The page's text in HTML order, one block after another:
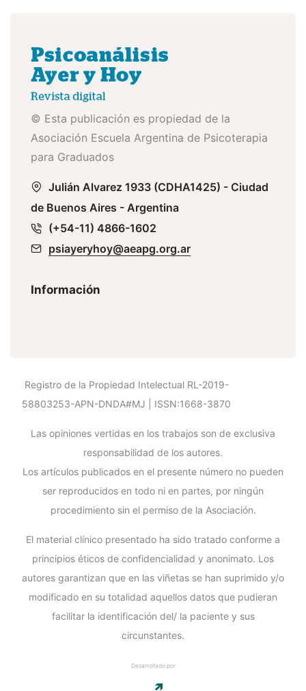
© Esta publicación es propiedad de la
Asociación Escuela Argentina de Psicoterapia
para Graduados
Julián Alvarez 1933 (CDHA1425) - Ciudad
de Buenos Aires - Argentina
(+54-11) 4866-1602
psiayeryhoy@aeapg.org.ar
Información
Registro de la Propiedad Intelectual RL-2019-
58803253-APN-DNDA#MJ | ISSN:1668-3870
Las opiniones vertidas en los trabajos son de exclusiva
responsabilidad de los autores.
Los artículos publicados en el presente número no pueden
ser reproducidos en todo ni en partes, por ningún
procedimiento sin el permiso de la Asociación.
El material clínico presentado ha sido tratado conforme a
principios éticos de confidencialidad y anonimato. Los
autores garantizan que en las viñetas se han suprimido y/o
modificado en su totalidad aquellos datos que pudieran
facilitar la identificación del/ la paciente y sus
circunstantes.
Desarrollado por